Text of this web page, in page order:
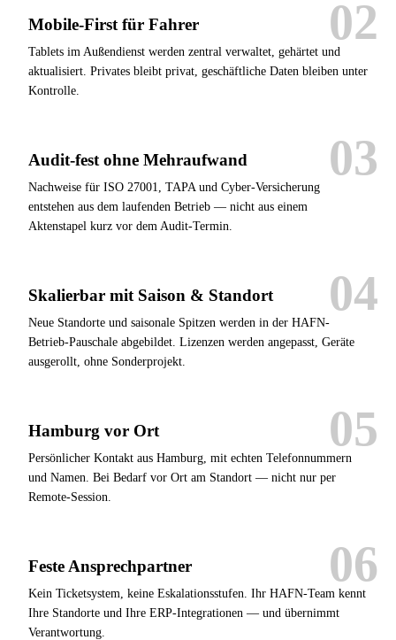
Mobile-First für Fahrer
Tablets im Außendienst werden zentral verwaltet, gehärtet und
aktualisiert. Privates bleibt privat, geschäftliche Daten bleiben unter
Kontrolle.
Audit-fest ohne Mehraufwand
Nachweise für ISO 27001, TAPA und Cyber-Versicherung
entstehen aus dem laufenden Betrieb — nicht aus einem
Aktenstapel kurz vor dem Audit-Termin.
Skalierbar mit Saison & Standort
Neue Standorte und saisonale Spitzen werden in der HAFN-
Betrieb-Pauschale abgebildet. Lizenzen werden angepasst, Geräte
ausgerollt, ohne Sonderprojekt.
Hamburg vor Ort
Persönlicher Kontakt aus Hamburg, mit echten Telefonnummern
und Namen. Bei Bedarf vor Ort am Standort — nicht nur per
Remote-Session.
Feste Ansprechpartner
Kein Ticketsystem, keine Eskalationsstufen. Ihr HAFN-Team kennt
Ihre Standorte und Ihre ERP-Integrationen — und übernimmt
Verantwortung.